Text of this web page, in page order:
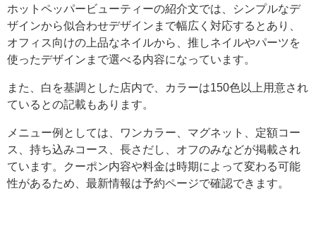
ホットペッパービューティーの紹介文では、シンプルなデ
ザインから似合わせデザインまで幅広く対応するとあり、
オフィス向けの上品なネイルから、推しネイルやパーツを
使ったデザインまで選べる内容になっています。
また、白を基調とした店内で、カラーは150色以上用意され
ているとの記載もあります。
メニュー例としては、ワンカラー、マグネット、定額コー
ス、持ち込みコース、長さだし、オフのみなどが掲載され
ています。クーポン内容や料金は時期によって変わる可能
性があるため、最新情報は予約ページで確認できます。